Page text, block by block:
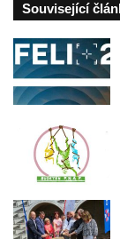
Související